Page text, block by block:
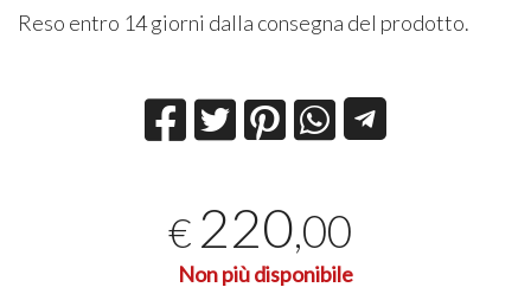
Reso entro 14 giorni dalla consegna del prodotto.
€ 220,00
Non più disponibile